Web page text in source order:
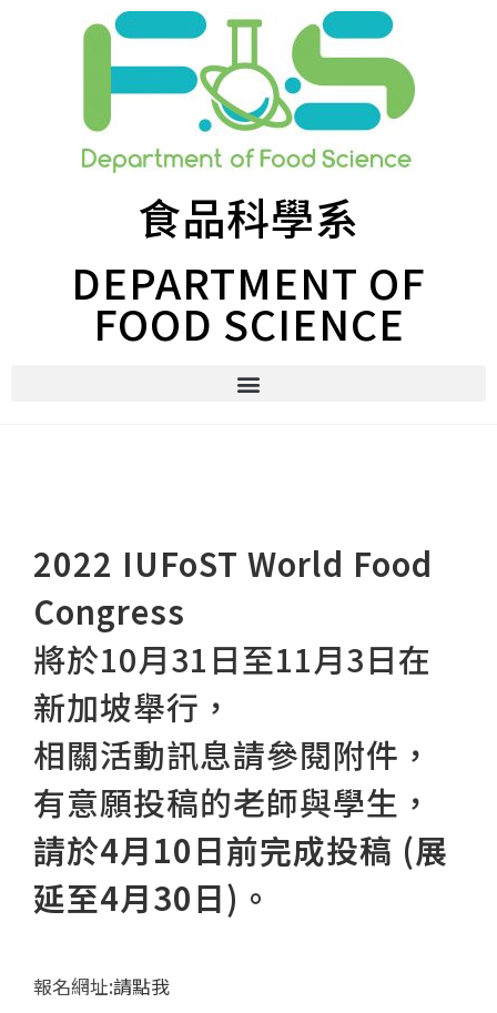
食品科學系
DEPARTMENT OF
FOOD SCIENCE
2022 IUFoST World Food
Congress
將於10月31日至11月3日在
新加坡舉行，
相關活動訊息請參閱附件，
有意願投稿的老師與學生，
請於4月10日前完成投稿 (展
延至4月30日)。
報名網址:請點我